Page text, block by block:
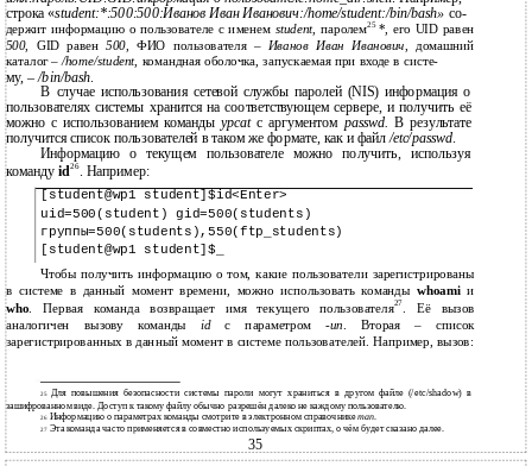
строка «student:*:500:500:Иванов Иван Иванович:/home/student:/bin/bash» со-
держит информацию о пользователе с именем student, паролем25 *, его UID равен
500, GID равен500, ФИО пользователя – Иванов Иван Иванович, домашний
каталог –/home/student, командная оболочка, запускаемая при входе в систе-
му,–/bin/bash
В случае использования сетевой службы паролей (NIS) информация о
пользователях системы хранится на соответствующем сервере, и получить её
можно с использованием командыypcatс аргументом passwd.В результате
получится список пользователей в таком же формате, как и файл/etc/passwd.
Информацию о текущем пользователе можно получить, используя
командуid26. Например:
[student@wp1 student]$id<Enter>
uid=500(student) gid=500(students)
группы=500(students),550(ftp_students)
[student@wp1 student]$_
Чтобы получить информацию о том, какие пользователи зарегистрированы
в системе в данный момент времени, можно использовать команды whoamiи
who . Первая команда возвращает имя текущего пользователя27
. Её вызов
аналогичен вызову команды idс параметром -un . Вторая – список
зарегистрированных в данный момент в системе пользователей. Например, вызов:
25 Для повышения безопасности системы пароли могут храниться в другом файле (/etc/shadow) в
зашифрованном виде. Доступ к такому файлу обычно разрешён далеко не каждому пользователю.
26 Информацию о параметрах команды смотрите в электронном справочникеman.
27 Эта команда часто применяется в совместно используемых скриптах, о чём будет сказано далее.
35